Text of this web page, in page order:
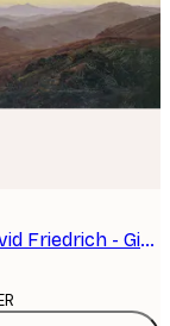
Caspar David Friedrich - Giant Mountains Poster